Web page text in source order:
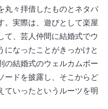
丸々拝借したものとネタバ
。実際は、遊びとして楽屋
て、芸人仲間に結婚式でウ
になったことがきっかけと
の結婚式のウェルカムボー
ードを披露し、そこからど
ていったというルーツを明